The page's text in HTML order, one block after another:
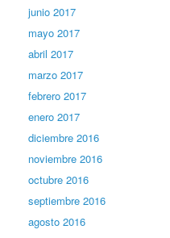
junio 2017
mayo 2017
abril 2017
marzo 2017
febrero 2017
enero 2017
diciembre 2016
noviembre 2016
octubre 2016
septiembre 2016
agosto 2016